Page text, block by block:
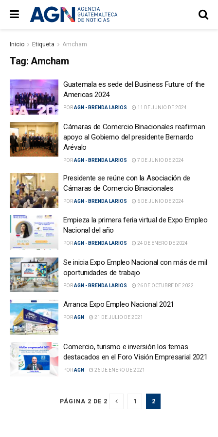
Inicio Etiqueta Amcham
Tag: Amcham
Guatemala es sede del Business Future of the
Americas 2024
PORAGN - BRENDA LARIOS 11 DE JUNIO DE 2024
Cámaras de Comercio Binacionales reafirman
apoyo al Gobierno del presidente Bernardo
Arévalo
PORAGN - BRENDA LARIOS 7 DE JUNIO DE 2024
Presidente se reúne con la Asociación de
Cámaras de Comercio Binacionales
PORAGN - BRENDA LARIOS 6 DE JUNIO DE 2024
Empieza la primera feria virtual de Expo Empleo
Nacional del año
PORAGN - BRENDA LARIOS 24 DE ENERO DE 2024
Se inicia Expo Empleo Nacional con más de mil
oportunidades de trabajo
PORAGN - BRENDA LARIOS 26 DE OCTUBRE DE 2022
Arranca Expo Empleo Nacional 2021
PORAGN 21 DE JULIO DE 2021
Comercio, turismo e inversión los temas
destacados en el Foro Visión Empresarial 2021
PORAGN 26 DE ENERO DE 2021
PÁGINA 2 DE 2 1 2